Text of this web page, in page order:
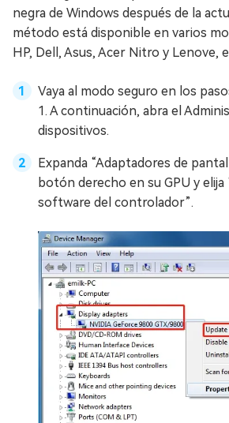
negra de Windows después de la
método está disponible en varios
HP, Dell, Asus, Acer Nitro y Lenove,
Vaya al modo seguro en los
1. A continuación, abra el
dispositivos.
Expanda “Adaptadores de
botón derecho en su GPU y elija
software del controlador”.